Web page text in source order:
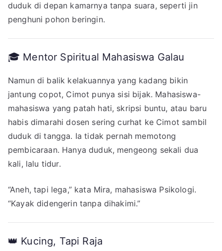
duduk di depan kamarnya tanpa suara, seperti jin
penghuni pohon beringin.
🎓 Mentor Spiritual Mahasiswa Galau
Namun di balik kelakuannya yang kadang bikin
jantung copot, Cimot punya sisi bijak. Mahasiswa-
mahasiswa yang patah hati, skripsi buntu, atau baru
habis dimarahi dosen sering curhat ke Cimot sambil
duduk di tangga. Ia tidak pernah memotong
pembicaraan. Hanya duduk, mengeong sekali dua
kali, lalu tidur.
“Aneh, tapi lega,” kata Mira, mahasiswa Psikologi.
“Kayak didengerin tanpa dihakimi.”
👑 Kucing, Tapi Raja